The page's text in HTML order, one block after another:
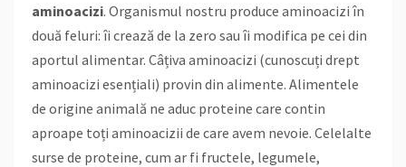
aminoacizi. Organismul nostru produce aminoacizi în
două feluri: îi crează de la zero sau îi modifica pe cei din
aportul alimentar. Câțiva aminoacizi (cunoscuți drept
aminoacizi esențiali) provin din alimente. Alimentele
de origine animală ne aduc proteine care contin
aproape toți aminoacizii de care avem nevoie. Celelalte
surse de proteine, cum ar fi fructele, legumele,